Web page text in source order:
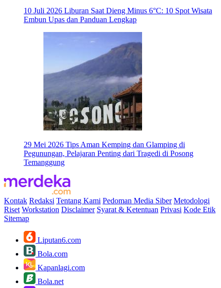
10 Juli 2026 Liburan Saat Dieng Minus 6°C: 10 Spot Wisata
Embun Upas dan Panduan Lengkap
29 Mei 2026 Tips Aman Kemping dan Glamping di
Pegunungan, Pelajaran Penting dari Tragedi di Posong
Temanggung
Kontak Redaksi Tentang Kami Pedoman Media Siber Metodologi
Riset Workstation Disclaimer Syarat & Ketentuan Privasi Kode Etik
Sitemap
Liputan6.com
Bola.com
Kapanlagi.com
Bola.net